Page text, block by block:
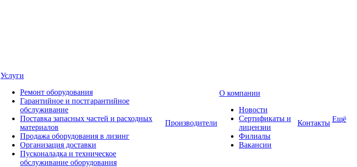
Услуги
Ремонт оборудования
Гарантийное и постгарантийное
обслуживание
Поставка запасных частей и расходных
материалов
Продажа оборудования в лизинг
Организация доставки
Пусконаладка и техническое
обслуживание оборудования
Производители
О компании
Новости
Сертификаты и
лицензии
Филиалы
Вакансии
Контакты Ещё